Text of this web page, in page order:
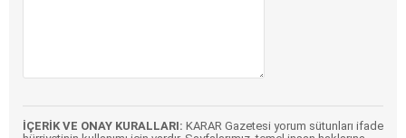
İÇERİK VE ONAY KURALLARI: KARAR Gazetesi yorum sütunları ifade